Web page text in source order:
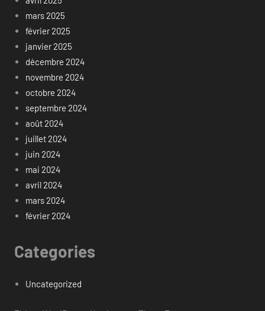
mars 2025
février 2025
janvier 2025
décembre 2024
novembre 2024
octobre 2024
septembre 2024
août 2024
juillet 2024
juin 2024
mai 2024
avril 2024
mars 2024
février 2024
Categories
Uncategorized